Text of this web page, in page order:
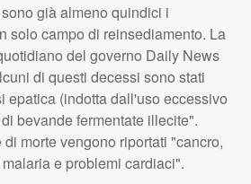
già almeno quindici i
solo campo di reinsediamento. La
del governo Daily News
di questi decessi sono stati
epatica (indotta dall'uso eccessivo
bevande fermentate illecite".
morte vengono riportati "cancro,
e problemi cardiaci".